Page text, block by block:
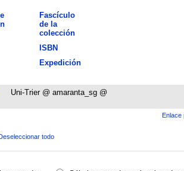
Fascículo
de la
colección
ISBN
Expedición
Uni-Trier @ amaranta_sg @
Enlace
todo